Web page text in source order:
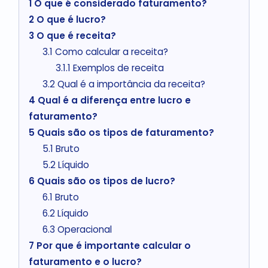
1 O que é considerado faturamento?
2O que é lucro?
3O que é receita?
3.1 Como calcular a receita?
3.1.1 Exemplos de receita
3.2Qual é a importância da receita?
4 Qual é a diferença entre lucro e
faturamento?
5 Quais são os tipos de faturamento?
5.1 Bruto
5.2Líquido
6 Quais são os tipos de lucro?
6.1 Bruto
6.2Líquido
6.3 Operacional
7 Por que é importante calcular o
faturamento e o lucro?